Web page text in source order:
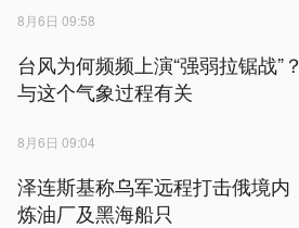
8月6日 09:58
台风为何频频上演“强弱拉锯战”？
与这个气象过程有关
8月6日 09:04
泽连斯基称乌军远程打击俄境内
炼油厂及黑海船只